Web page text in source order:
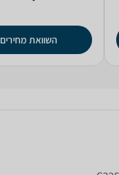
השוואת מחירים